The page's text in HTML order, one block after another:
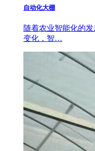
自动化大棚
随着农业智能化的
变化，智…